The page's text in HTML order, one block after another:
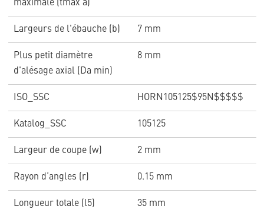
maximale (tmax a)
Largeurs de l'ébauche (b) 7 mm
Plus petit diamètre
d'alésage axial (Da min)
8 mm
ISO_SSC HORN105125$95N$$$$$
Katalog_SSC 105125
Largeur de coupe (w) 2 mm
Rayon d‘angles (r) 0.15 mm
Longueur totale (l5) 35 mm